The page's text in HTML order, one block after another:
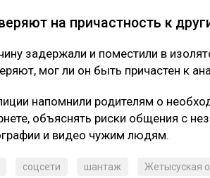
на причастность к
задержали и поместили в
мог ли он быть причастен к
напомнили родителям о
объяснять риски общения с
и видео чужим людям.
соцсети шантаж Жетысуская